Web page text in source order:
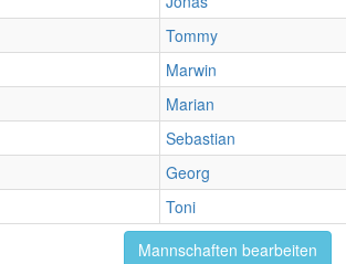
Tommy
Marwin
Marian
Sebastian
Georg
Toni
Mannschaften bearbeiten